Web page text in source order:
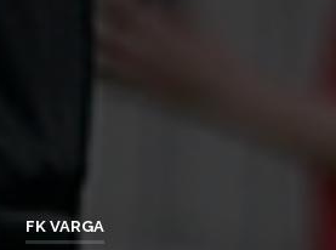
FK VARGA